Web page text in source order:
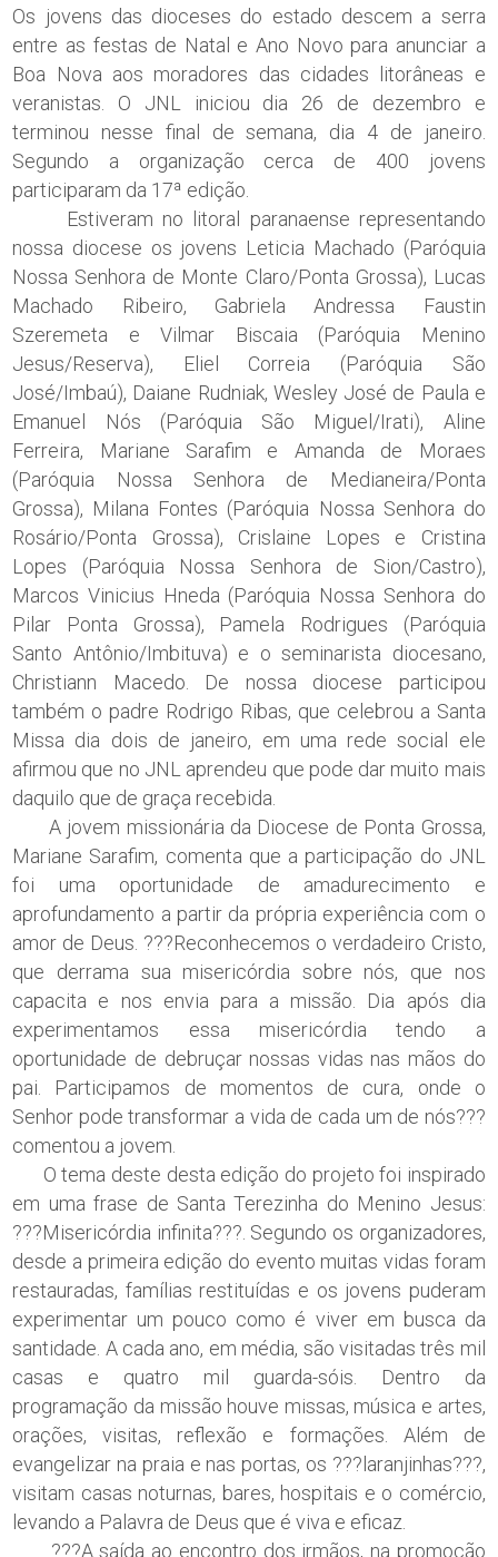
Os jovens das dioceses do estado descem a serra
entre as festas de Natal e Ano Novo para anunciar a
Boa Nova aos moradores das cidades litorâneas e
veranistas. O JNL iniciou dia 26 de dezembro e
terminou nesse final de semana, dia 4 de janeiro.
Segundo a organização cerca de 400 jovens
participaram da 17ª edição.
Estiveram no litoral paranaense representando
nossa diocese os jovens Leticia Machado (Paróquia
Nossa Senhora de Monte Claro/Ponta Grossa), Lucas
Machado Ribeiro, Gabriela Andressa Faustin
Szeremeta e Vilmar Biscaia (Paróquia Menino
Jesus/Reserva), Eliel Correia (Paróquia São
José/Imbaú), Daiane Rudniak, Wesley José de Paula e
Emanuel Nós (Paróquia São Miguel/Irati), Aline
Ferreira, Mariane Sarafim e Amanda de Moraes
(Paróquia Nossa Senhora de Medianeira/Ponta
Grossa), Milana Fontes (Paróquia Nossa Senhora do
Rosário/Ponta Grossa), Crislaine Lopes e Cristina
Lopes (Paróquia Nossa Senhora de Sion/Castro),
Marcos Vinicius Hneda (Paróquia Nossa Senhora do
Pilar Ponta Grossa), Pamela Rodrigues (Paróquia
Santo Antônio/Imbituva) e o seminarista diocesano,
Christiann Macedo. De nossa diocese participou
também o padre Rodrigo Ribas, que celebrou a Santa
Missa dia dois de janeiro, em uma rede social ele
afirmou que no JNL aprendeu que pode dar muito mais
daquilo que de graça recebida.
A jovem missionária da Diocese de Ponta Grossa,
Mariane Sarafim, comenta que a participação do JNL
foi uma oportunidade de amadurecimento e
aprofundamento a partir da própria experiência com o
amor de Deus. ???Reconhecemos o verdadeiro Cristo,
que derrama sua misericórdia sobre nós, que nos
capacita e nos envia para a missão. Dia após dia
experimentamos essa misericórdia tendo a
oportunidade de debruçar nossas vidas nas mãos do
pai. Participamos de momentos de cura, onde o
Senhor pode transformar a vida de cada um de nós???
comentou a jovem.
O tema deste desta edição do projeto foi inspirado
em uma frase de Santa Terezinha do Menino Jesus:
???Misericórdia infinita???. Segundo os organizadores,
desde a primeira edição do evento muitas vidas foram
restauradas, famílias restituídas e os jovens puderam
experimentar um pouco como é viver em busca da
santidade. A cada ano, em média, são visitadas três mil
casas e quatro mil guarda-sóis. Dentro da
programação da missão houve missas, música e artes,
orações, visitas, reflexão e formações. Além de
evangelizar na praia e nas portas, os ???laranjinhas???,
visitam casas noturnas, bares, hospitais e o comércio,
levando a Palavra de Deus que é viva e eficaz.
???A saída ao encontro dos irmãos, na promoção